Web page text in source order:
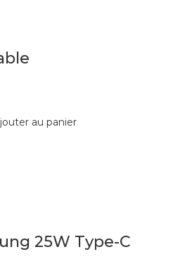
au panier
25W Type-C